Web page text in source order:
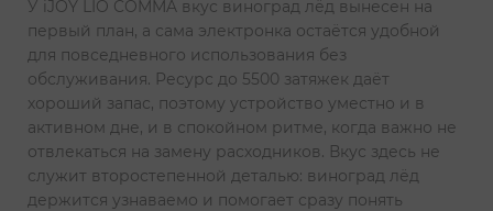
У iJOY LIO COMMA вкус виноград лёд вынесен на
первый план, а сама электронка остаётся удобной
для повседневного использования без
обслуживания. Ресурс до 5500 затяжек даёт
хороший запас, поэтому устройство уместно и в
активном дне, и в спокойном ритме, когда важно не
отвлекаться на замену расходников. Вкус здесь не
служит второстепенной деталью: виноград лёд
держится узнаваемо и помогает сразу понять